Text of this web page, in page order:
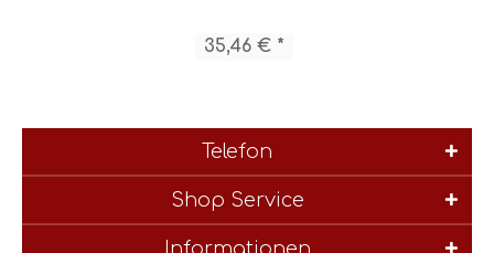
35,46 € *
Telefon
Shop Service
Informationen